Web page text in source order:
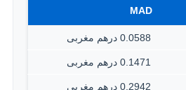
MAD
0.0588 درهم مغربى
0.1471 درهم مغربى
0.2942 درهم مغربى